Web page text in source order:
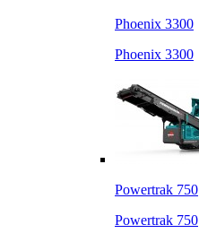
Phoenix 3300
Phoenix 3300
Powertrak 750
Powertrak 750